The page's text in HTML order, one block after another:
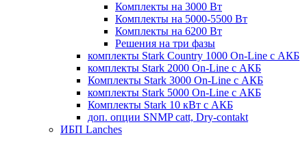
Комплекты на 3000 Вт
Комплекты на 5000-5500 Вт
Комплекты на 6200 Вт
Решения на три фазы
комплекты Stark Country 1000 On-Line с АКБ
комплекты Stark 2000 On-Line с АКБ
Комплекты Stark 3000 On-Line с АКБ
комплекты Stark 5000 On-Line с АКБ
Комплекты Stark 10 кВт с АКБ
доп. опции SNMP catt, Dry-contakt
ИБП Lanches